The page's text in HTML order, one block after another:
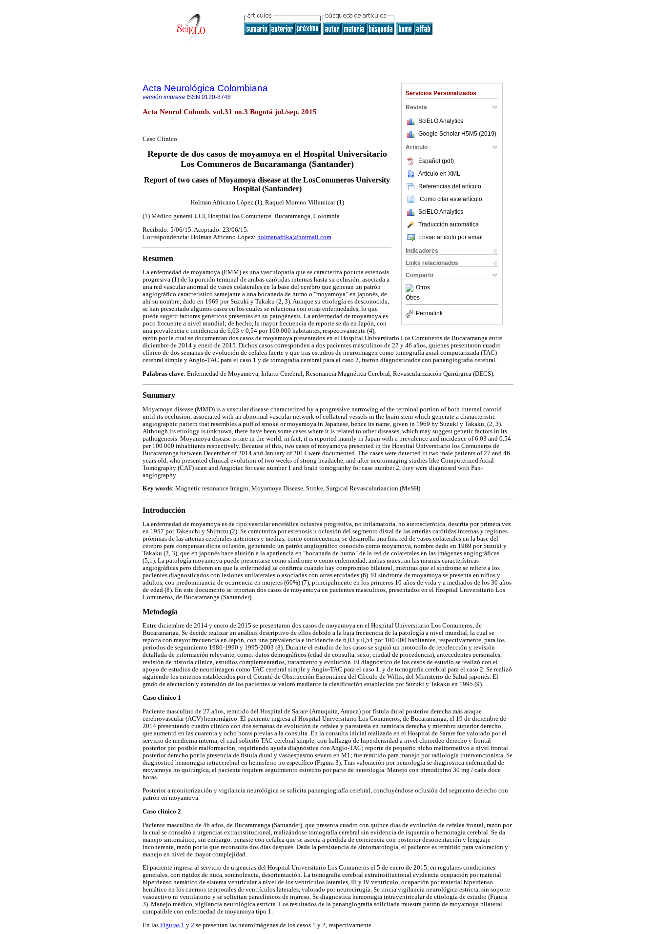
Servicios Personalizados
Revista
SciELO Analytics
Google Scholar H5M5 (2019)
Articulo
Español (pdf)
Articulo en XML
Referencias del artículo
Como citar este artículo
SciELO Analytics
Traducción automática
Enviar articulo por email
Indicadores
Links relacionados
Compartir
Otros
Otros
Permalink
Acta Neurológica Colombiana
versión impresa ISSN 0120-8748
Acta Neurol Colomb. vol.31 no.3 Bogotá jul./sep. 2015
Caso Clínico
Reporte de dos casos de moyamoya en el Hospital Universitario
Los Comuneros de Bucaramanga (Santander)
Report of two cases of Moyamoya disease at the LosComuneros University
Hospital (Santander)
Holman Africano López (1), Raquel Moreno Villamizar (1)
(1) Médico general UCI, Hospital los Comuneros. Bucaramanga, Colombia
Recibido: 5/06/15. Aceptado: 23/06/15.
Correspondencia: Holman Africano López: holmanafrika@hotmail.com
Resumen
La enfermedad de moyamoya (EMM) es una vasculopatía que se caracteriza por una estenosis
progresiva (1) de la porción terminal de ambas carótidas internas hasta su oclusión, asociada a
una red vascular anormal de vasos colaterales en la base del cerebro que generan un patrón
angiográfico característico semejante a una bocanada de humo o "moyamoya" en japonés, de
ahí su nombre, dado en 1969 por Suzuki y Takaku (2, 3). Aunque su etiología es desconocida,
se han presentado algunos casos en los cuales se relaciona con otras enfermedades, lo que
puede sugerir factores genéticos presentes en su patogénesis. La enfermedad de moyamoya es
poco frecuente a nivel mundial; de hecho, la mayor frecuencia de reporte se da en Japón, con
una prevalencia e incidencia de 6,03 y 0,54 por 100.000 habitantes, respectivamente (4),
razón por la cual se documentan dos casos de moyamoya presentados en el Hospital Universitario Los Comuneros de Bucaramanga entre
diciembre de 2014 y enero de 2015. Dichos casos corresponden a dos pacientes masculinos de 27 y 46 años, quienes presentaron cuadro
clínico de dos semanas de evolución de cefalea fuerte y que tras estudios de neuroimagen como tomografía axial computarizada (TAC)
cerebral simple y Angio-TAC para el caso 1 y de tomografía cerebral para el caso 2, fueron diagnosticados con panangiografía cerebral.
Palabras clave: Enfermedad de Moyamoya, Infarto Cerebral, Resonancia Magnética Cerebral, Revascularización Quirúrgica (DECS).
Summary
Moyamoya disease (MMD) is a vascular disease characterized by a progressive narrowing of the terminal portion of both internal carotid
until its occlusion, associated with an abnormal vascular network of collateral vessels in the brain stem which generate a characteristic
angiographic pattern that resembles a puff of smoke or moyamoya in Japanese, hence its name, given in 1969 by Suzuki y Takaku, (2, 3).
Although its etiology is unknown, there have been some cases where it is related to other diseases, which may suggest genetic factors in its
pathogenesis. Moyamoya disease is rare in the world, in fact, it is reported mainly in Japan with a prevalence and incidence of 6.03 and 0.54
per 100 000 inhabitants respectively. Because of this, two cases of moyamoya presented in the Hospital Universitario los Comuneros de
Bucaramanga between December of 2014 and January of 2014 were documented. The cases were detected in two male patients of 27 and 46
years old, who presented clinical evolution of two weeks of strong headache, and after neuroimaging studies like Computerized Axial
Tomography (CAT) scan and Angiotac for case number 1 and brain tomography for case number 2, they were diagnosed with Pan-
angiography.
Key words: Magnetic resonance Imagin, Moyamoya Disease, Stroke, Surgical Revascularizacion (MeSH).
Introducción
La enfermedad de moyamoya es de tipo vascular encefálica oclusiva progresiva, no inflamatoria, no aterosclerótica, descrita por primera vez
en 1957 por Takeuchi y Shimizu (2). Se caracteriza por estenosis u oclusión del segmento distal de las arterias carótidas internas y regiones
próximas de las arterias cerebrales anteriores y medias; como consecuencia, se desarrolla una fina red de vasos colaterales en la base del
cerebro para compensar dicha oclusión, generando un patrón angiográfico conocido como moyamoya, nombre dado en 1969 por Suzuki y
Takaku (2, 3), que en japonés hace alusión a la apariencia en "bocanada de humo" de la red de colaterales en las imágenes angiográficas
(5,1). La patología moyamoya puede presentarse como síndrome o como enfermedad, ambas muestran las mismas características
angiográficas pero difieren en que la enfermedad se confirma cuando hay compromiso bilateral, mientras que el síndrome se refiere a los
pacientes diagnosticados con lesiones unilaterales o asociadas con otras entidades (6). El síndrome de moyamoya se presenta en niños y
adultos, con predominancia de ocurrencia en mujeres (60%) (7), principalmente en los primeros 10 años de vida y a mediados de los 30 años
de edad (8). En este documento se reportan dos casos de moyamoya en pacientes masculinos, presentados en el Hospital Universitario Los
Comuneros, de Bucaramanga (Santander).
Metodogía
Entre diciembre de 2014 y enero de 2015 se presentaron dos casos de moyamoya en el Hospital Universitario Los Comuneros, de
Bucaramanga. Se decide realizar un análisis descriptivo de ellos debido a la baja frecuencia de la patología a nivel mundial, la cual se
reporta con mayor frecuencia en Japón, con una prevalencia e incidencia de 6,03 y 0,54 por 100.000 habitantes, respectivamente, para los
periodos de seguimiento 1986-1990 y 1995-2003 (8). Durante el estudio de los casos se siguió un protocolo de recolección y revisión
detallada de información relevante, como: datos demográficos (edad de consulta, sexo, ciudad de procedencia), antecedentes personales,
revisión de historia clínica, estudios complementarios, tratamiento y evolución. El diagnóstico de los casos de estudio se realizó con el
apoyo de estudios de neuroimagen como TAC cerebral simple y Angio-TAC para el caso 1, y de tomografía cerebral para el caso 2. Se realizó
siguiendo los criterios establecidos por el Comité de Obstrucción Espontánea del Círculo de Willis, del Ministerio de Salud japonés. El
grado de afectación y extensión de los pacientes se valoró mediante la clasificación establecida por Suzuki y Takaku en 1995 (9).
Caso clínico 1
Paciente masculino de 27 años, remitido del Hospital de Sarare (Arauquita, Arauca) por fístula dural posterior derecha más ataque
cerebrovascular (ACV) hemorrágico. El paciente ingresa al Hospital Universitario Los Comuneros, de Bucaramanga, el 19 de diciembre de
2014 presentando cuadro clínico con dos semanas de evolución de cefalea y parestesia en hemicara derecha y miembro superior derecho,
que aumentó en las cuarenta y ocho horas previas a la consulta. En la consulta inicial realizada en el Hospital de Sarare fue valorado por el
servicio de medicina interna, el cual solicitó TAC cerebral simple, con hallazgo de hiperdensidad a nivel clinoideo derecho y frontal
posterior por posible malformación, requiriendo ayuda diagnóstica con Angio-TAC; reporte de pequeño nicho malformativo a nivel frontal
posterior derecho por la presencia de fístula dural y vasoespasmo severo en M1; fue remitido para manejo por radiología intervencionista. Se
diagnosticó hemorragia intracerebral en hemisferio no específico (Figura 3). Tras valoración por neurología se diagnostica enfermedad de
moyamoya no quirúrgica, el paciente requiere seguimiento estrecho por parte de neurología. Manejo con nimodipino 30 mg / cada doce
horas.
Posterior a monitorización y vigilancia neurológica se solicita panangiografía cerebral, concluyéndose oclusión del segmento derecho con
patrón en moyamoya.
Caso clínico 2
Paciente masculino de 46 años, de Bucaramanga (Santander), que presenta cuadro con quince días de evolución de cefalea frontal, razón por
la cual se consultó a urgencias extrainstitucional, realizándose tomografía cerebral sin evidencia de isquemia o hemorragia cerebral. Se da
manejo sintomático; sin embargo, persiste con cefalea que se asocia a pérdida de conciencia con posterior desorientación y lenguaje
incoherente, razón por la que reconsulta dos días después. Dada la persistencia de sintomatología, el paciente es remitido para valoración y
manejo en nivel de mayor complejidad.
El paciente ingresa al servicio de urgencias del Hospital Universitario Los Comuneros el 5 de enero de 2015, en regulares condiciones
generales, con rigidez de nuca, somnolencia, desorientación. La tomografía cerebral extrainstitucional evidencia ocupación por material
hiperdenso hemático de sistema ventricular a nivel de los ventrículos laterales, III y IV ventrículo, ocupación por material hiperdenso
hemático en los cuernos temporales de ventrículos laterales, valorado por neurocirugía. Se inicia vigilancia neurológica estricta, sin soporte
vasoactivo ni ventilatorio y se solicitan paraclínicos de ingreso. Se diagnostica hemorragia intraventricular de etiología de estudio (Figura
3). Manejo médico, vigilancia neurológica estricta. Los resultados de la panangiografía solicitada muestra patrón de moyamoya bilateral
compatible con enfermedad de moyamoya tipo 1.
En las Figuras 1 y 2 se presentan las neuroimágenes de los casos 1 y 2, respectivamente.